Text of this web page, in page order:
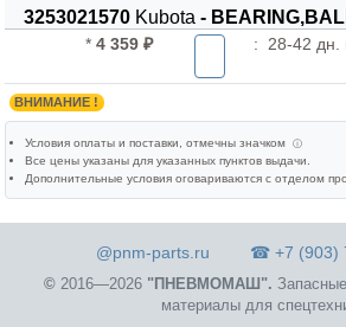
3253021570 Kubota -
* 4 359 ₽ : 28-42 дн.
ВНИМАНИЕ !
Условия оплаты и поставки , отмечны значком ⓘ
Все цены указаны для указанных пунктов выдачи
Дополнительные условия оговариваются с отделом
@pnm-parts.ru ☎ +7 (903)
©2016—2026 "ПНЕВМОМАШ".
материалы для